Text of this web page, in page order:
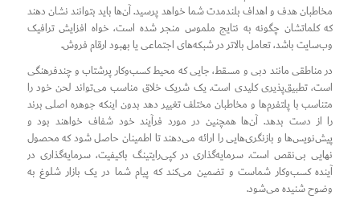
مخاطبان هدف و اهداف بلندمدت شما خواهد پرسید. آن‌ها باید بتوانند نشان دهند
که کلماتشان چگونه به نتایج ملموس منجر شده است، خواه افزایش ترافیک
وب‌سایت باشد، تعامل بالاتر در شبکه‌های اجتماعی یا بهبود ارقام فروش.
در مناطقی مانند دبی و مسقط، جایی که محیط کسب‌وکار پرشتاب و چندفرهنگی
است، تطبیق‌پذیری کلیدی است. یک شریک خلاق مناسب می‌تواند لحن خود را
متناسب با پلتفرم‌ها و مخاطبان مختلف تغییر دهد بدون اینکه جوهره اصلی برند
را از دست بدهد. آن‌ها همچنین در مورد فرآیند خود شفاف خواهند بود و
پیش‌نویس‌ها و بازنگری‌هایی را ارائه می‌دهند تا اطمینان حاصل شود که محصول
نهایی بی‌نقص است. سرمایه‌گذاری در کپی‌رایتینگ باکیفیت، سرمایه‌گذاری در
آینده کسب‌وکار شماست و تضمین می‌کند که پیام شما در یک بازار شلوغ به
وضوح شنیده می‌شود.